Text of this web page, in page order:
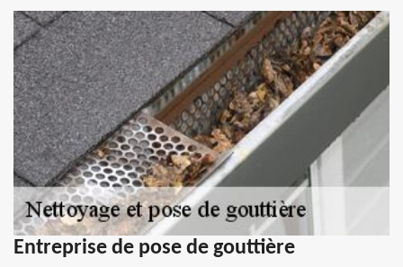
Entreprise de pose de gouttière